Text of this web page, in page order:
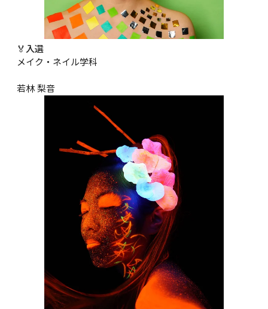
🏅入選
メイク・ネイル学科
若林 梨音